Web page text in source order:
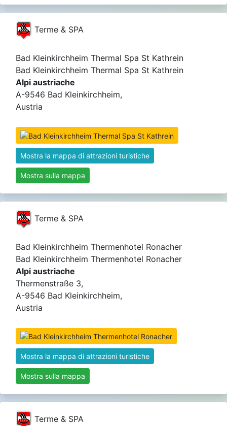
Terme & SPA
Bad Kleinkirchheim Thermal Spa St Kathrein
Bad Kleinkirchheim Thermal Spa St Kathrein
Alpi austriache
A-9546 Bad Kleinkirchheim,
Austria
Mostra la mappa di attrazioni turistiche
Mostra sulla mappa
Terme & SPA
Bad Kleinkirchheim Thermenhotel Ronacher
Bad Kleinkirchheim Thermenhotel Ronacher
Alpi austriache
Thermenstraße 3,
A-9546 Bad Kleinkirchheim,
Austria
Mostra la mappa di attrazioni turistiche
Mostra sulla mappa
Terme & SPA